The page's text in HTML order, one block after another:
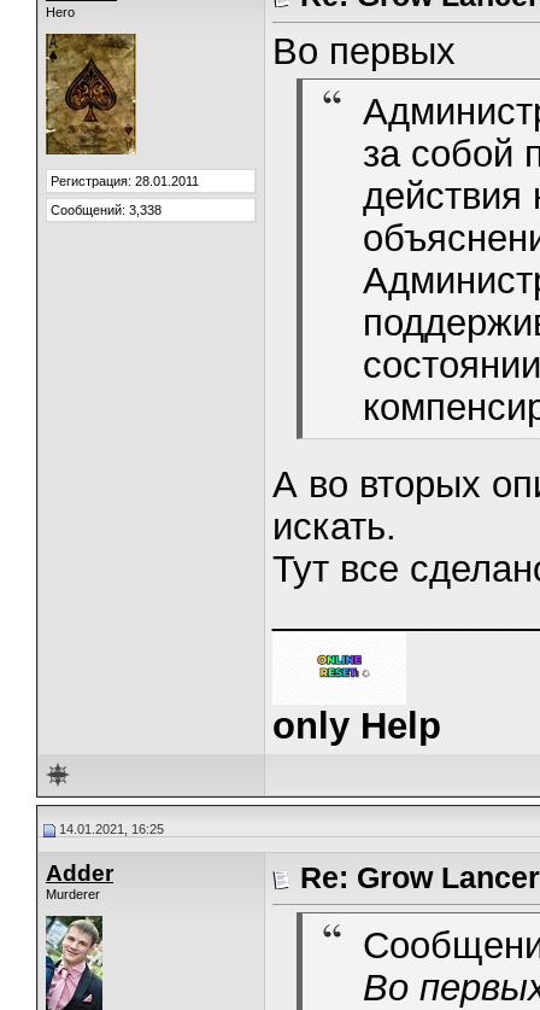
Hero
Регистрация: 28.01.2011
Сообщений: 3,338
Во первых
за собой
действия
А во вторых
искать.
Тут все
only Help
14.01.2021, 16:25
Adder
Murderer Re: Grow Lancer
Во